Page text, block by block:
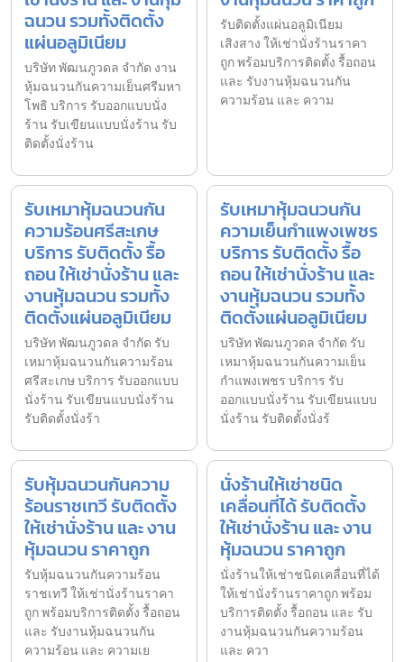
ฉนวน รวมทั้งติดตั้ง
แผ่นอลูมิเนียม
บริษัท พัฒนภูวดล จำกัด งาน
หุ้มฉนวนกันความเย็นศรีมหา
โพธิ บริการ รับออกแบบนั่ง
ร้าน รับเขียนแบบนั่งร้าน รับ
ติดตั้งนั่งร้าน
รับติดตั้งแผ่นอลูมิเนียม
เสิงสาง ให้เช่านั่งร้านราคา
ถูก พร้อมบริการติดตั้ง รื้อถอน
และ รับงานหุ้มฉนวนกัน
ความร้อน และ ความ
รับเหมาหุ้มฉนวนกัน
ความร้อนศรีสะเกษ
บริการ รับติดตั้ง รื้อ
ถอน ให้เช่านั่งร้าน และ
งานหุ้มฉนวน รวมทั้ง
ติดตั้งแผ่นอลูมิเนียม
บริษัท พัฒนภูวดล จำกัด รับ
เหมาหุ้มฉนวนกันความร้อน
ศรีสะเกษ บริการ รับออกแบบ
นั่งร้าน รับเขียนแบบนั่งร้าน
รับติดตั้งนั่งร้า
รับเหมาหุ้มฉนวนกัน
ความเย็นกำแพงเพชร
บริการ รับติดตั้ง รื้อ
ถอน ให้เช่านั่งร้าน และ
งานหุ้มฉนวน รวมทั้ง
ติดตั้งแผ่นอลูมิเนียม
บริษัท พัฒนภูวดล จำกัด รับ
เหมาหุ้มฉนวนกันความเย็น
กำแพงเพชร บริการ รับ
ออกแบบนั่งร้าน รับเขียนแบบ
นั่งร้าน รับติดตั้งนั่งร้
รับหุ้มฉนวนกันความ
ร้อนราชเทวี รับติดตั้ง
ให้เช่านั่งร้าน และ งาน
หุ้มฉนวน ราคาถูก
รับหุ้มฉนวนกันความร้อน
ราชเทวี ให้เช่านั่งร้านราคา
ถูก พร้อมบริการติดตั้ง รื้อถอน
และ รับงานหุ้มฉนวนกัน
ความร้อน และ ความเย
นั่งร้านให้เช่าชนิด
เคลื่อนที่ได้ รับติดตั้ง
ให้เช่านั่งร้าน และ งาน
หุ้มฉนวน ราคาถูก
นั่งร้านให้เช่าชนิดเคลื่อนที่ได้
ให้เช่านั่งร้านราคาถูก พร้อม
บริการติดตั้ง รื้อถอน และ รับ
งานหุ้มฉนวนกันความร้อน
และ ควา